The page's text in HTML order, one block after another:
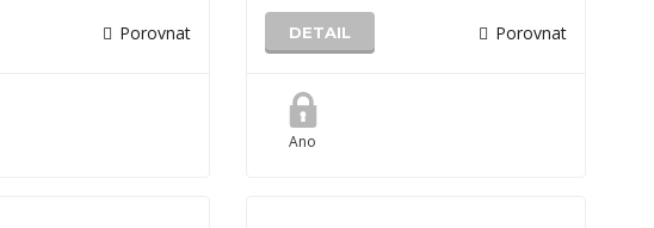
Porovnat DETAIL Porovnat
Ano